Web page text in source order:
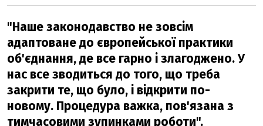
"Наше законодавство не зовсім
адаптоване до європейської практики
об'єднання, де все гарно і злагоджено. У
нас все зводиться до того, що треба
закрити те, що було, і відкрити по-
новому. Процедура важка, пов'язана з
тимчасовими зупинками роботи".